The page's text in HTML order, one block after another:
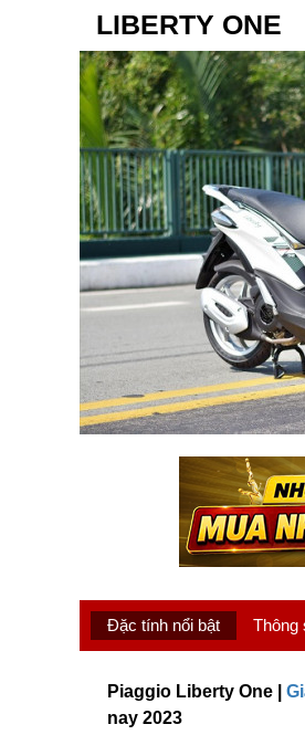
LIBERTY ONE
Đặc tính nổi bật Thông
Piaggio Liberty One |
nay 2023